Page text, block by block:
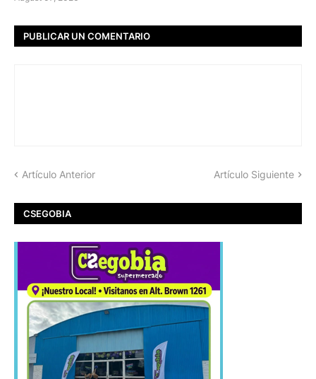
PUBLICAR UN COMENTARIO
Artículo Anterior Artículo Siguiente
CSEGOBIA